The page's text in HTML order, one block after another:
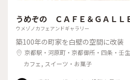
うめぞの ＣＡＦＥ＆ＧＡＬＬ
ウメゾノカフェアンドギャラリー
築100年の町家を白壁の空間に改装
京都駅・河原町・京都御所・四条・壬生
カフェ, スイーツ・お菓子